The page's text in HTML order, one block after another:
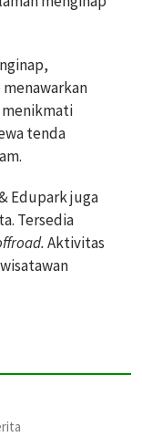
menikmati
tenda
Edupark juga
Tersedia
Aktivitas